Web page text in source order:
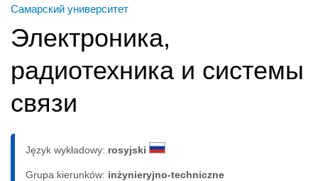
Самарский университет
Электроника,
радиотехника и системы
связи
Język wykładowy: rosyjski
Grupa kierunków: inżynieryjno-techniczne